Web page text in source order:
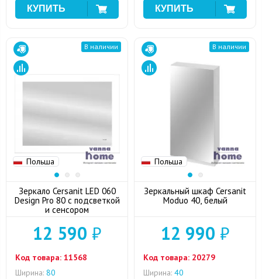
Польша
В наличии
Зеркало Cersanit LED 060
Design Pro 80 с подсветкой
и сенсором
12 590 ₽
Код товара: 11568
Ширина: 80
Польша
В наличии
Зеркальный шкаф Cersanit
Moduo 40, белый
12 990 ₽
Код товара: 20279
Ширина: 40